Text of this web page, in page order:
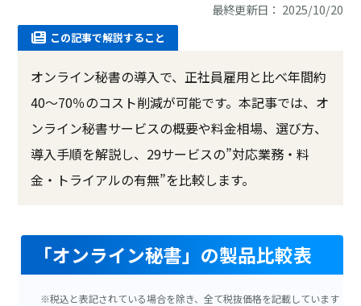
最終更新日： 2025/10/20
この記事で解説すること
オンライン秘書の導入で、正社員雇用と比べ年間約
40〜70％のコスト削減が可能です。本記事では、オ
ンライン秘書サービスの概要や料金相場、選び方、
導入手順を解説し、29サービスの”対応業務・料
金・トライアルの有無”を比較します。
「オンライン秘書」の製品比較表
※税込と表記されている場合を除き、全て税抜価格を記載しています